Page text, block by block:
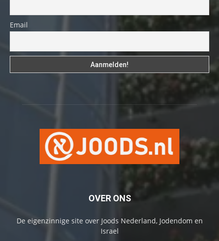
Email
OVER ONS
De eigenzinnige site over Joods Nederland, Jodendom en
Israel